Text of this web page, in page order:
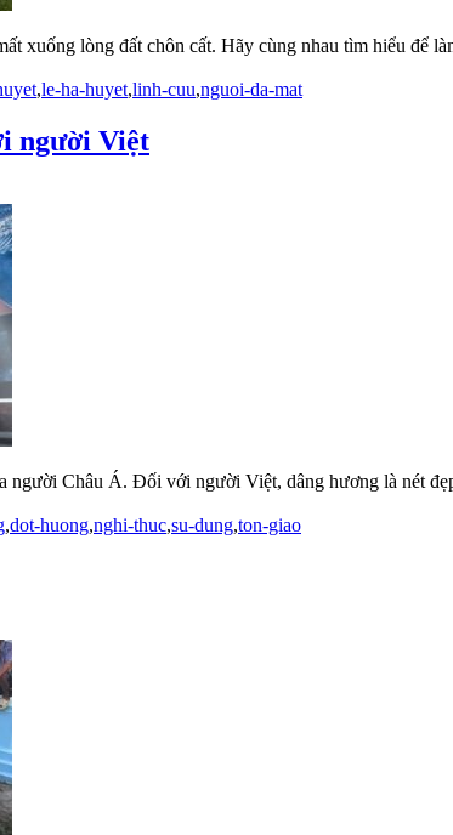
xuống lòng đất chôn cất. Hãy cùng nhau tìm hiểu để
,le-ha-huyet,linh-cuu,nguoi-da-mat
người Việt
người Châu Á. Đối với người Việt, dâng hương là nét
,dot-huong,nghi-thuc,su-dung,ton-giao